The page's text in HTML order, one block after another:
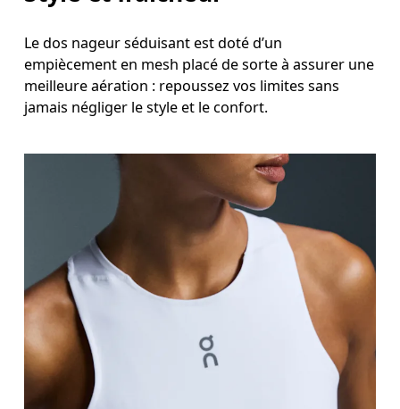
Le dos nageur séduisant est doté d’un
empiècement en mesh placé de sorte à assurer une
meilleure aération : repoussez vos limites sans
jamais négliger le style et le confort.